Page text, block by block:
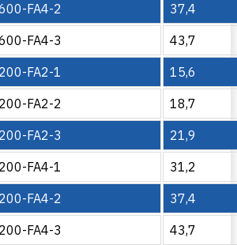
FA4-2
37,4
FA4-3
43,7
FA2-1
15,6
FA2-2
18,7
FA2-3
21,9
FA4-1
31,2
FA4-2
37,4
FA4-3
43,7